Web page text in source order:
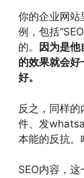
你的企业网站
例，包括
的。
因为是
的效果就会好
好。
反之，同样
件、发
本能的反抗。
SEO内容，